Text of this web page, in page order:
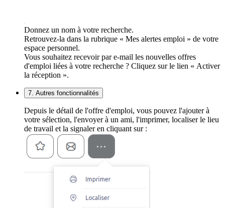
Donnez un nom à votre recherche.
Retrouvez-la dans la rubrique « Mes alertes emploi » de votre
espace personnel.
Vous souhaitez recevoir par e-mail les nouvelles offres
d'emploi liées à votre recherche ? Cliquez sur le lien « Activer
la réception ».
7. Autres fonctionnalités
Depuis le détail de l'offre d'emploi, vous pouvez l'ajouter à
votre sélection, l'envoyer à un ami, l'imprimer, localiser le lieu
de travail et la signaler en cliquant sur :